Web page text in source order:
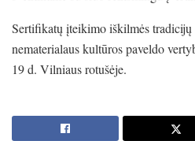
Sertifikatų įteikimo iškilmės tradicijų
nematerialaus kultūros paveldo
19 d. Vilniaus rotušėje.